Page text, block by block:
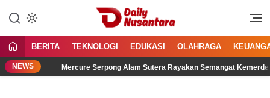
konten
Daily Nusantara
Menyajikan Fakta, Menginspirasi
BERITA TEKNOLOGI EDUKASI OLAHRAGA
NEWS Mercure Serpong Alam Sutera Rayakan Semangat